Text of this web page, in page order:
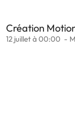
Création
12 juillet à 00:00